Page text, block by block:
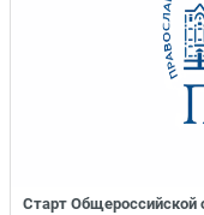
Старт